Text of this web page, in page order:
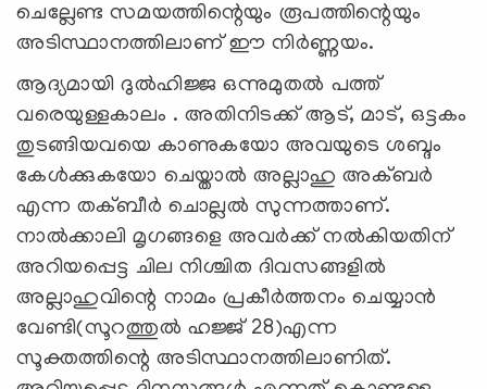
ചെല്ലേണ്ട സമയത്തിന്റെയും രൂപത്തിന്റെയും
അടിസ്ഥാനത്തിലാണ് ഈ നിര്‍ണ്ണയം.
ആദ്യമായി ദുല്‍ഹിജ്ജ ഒന്നുമുതല്‍ പത്ത്
വരെയുള്ളകാലം . അതിനിടക്ക് ആട്, മാട്, ഒട്ടകം
തുടങ്ങിയവയെ കാണുകയോ അവയുടെ ശബ്ദം
കേള്‍ക്കുകയോ ചെയ്താല്‍ അല്ലാഹു അക്ബര്‍
എന്ന തക്ബീര്‍ ചൊല്ലല്‍ സുന്നത്താണ്.
നാല്‍ക്കാലി മൃഗങ്ങളെ അവര്‍ക്ക് നല്‍കിയതിന്
അറിയപ്പെട്ട ചില നിശ്ചിത ദിവസങ്ങളില്‍
അല്ലാഹുവിന്റെ നാമം പ്രകീര്‍ത്തനം ചെയ്യാന്‍
വേണ്ടി(സൂറത്തുല്‍ ഹജ്ജ് 28)എന്ന
സൂക്തത്തിന്റെ അടിസ്ഥാനത്തിലാണിത്.